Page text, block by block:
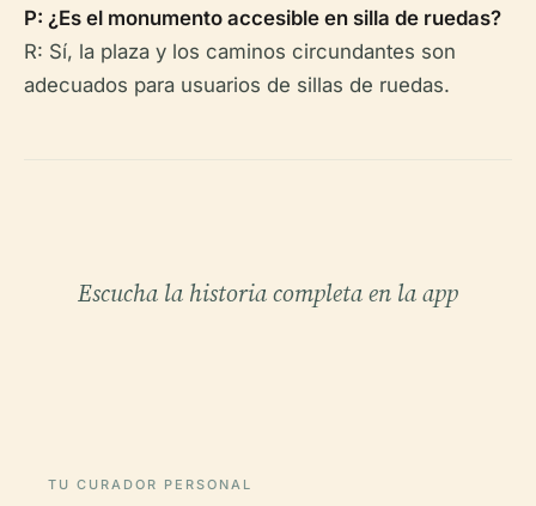
P: ¿Es el monumento accesible en silla de ruedas?
R: Sí, la plaza y los caminos circundantes son
adecuados para usuarios de sillas de ruedas.
Escucha la historia completa en la app
TU CURADOR PERSONAL